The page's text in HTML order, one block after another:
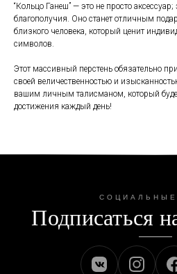
“Кольцо Ганеш” — это не просто
благополучия. Оно станет отличным
близкого человека, который ценит
символов.
Этот массивный перстень обязательно
своей величественностью и
вашим личным талисманом, который
достижения каждый день!
Подписаться